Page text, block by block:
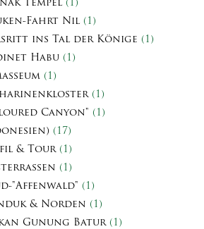
Tempel (1)
Fahrt Nil (1)
ins Tal der Könige (1)
Habu (1)
(1)
(1)
Canyon" (1)
(17)
& Tour(1)
(1)
"Affenwald" (1)
& Norden (1)
Gunung Batur(1)